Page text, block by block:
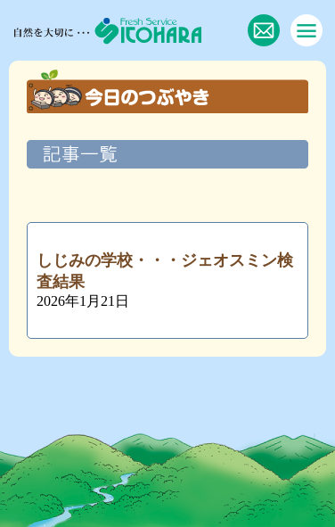
しじみの学校・・・ジェオスミン検
査結果
2026年1月21日